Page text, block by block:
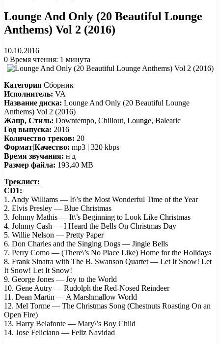
Lounge And Only (20 Beautiful Lounge
Anthems) Vol 2 (2016)
10.10.2016
0 Время чтения: 1 минута
Категория Сборник
Исполнитель: VA
Название диска: Lounge And Only (20 Beautiful Lounge
Anthems) Vol 2 (2016)
Жанр, Стиль: Downtempo, Chillout, Lounge, Balearic
Год выпуска: 2016
Количество треков: 20
Формат|Качество: mp3 | 320 kbps
Время звучания: н|д
Размер файла: 193,40 MB
Треклист:
CD1:
1. Andy Williams — It\’s the Most Wonderful Time of the Year
2. Elvis Presley — Blue Christmas
3. Johnny Mathis — It\’s Beginning to Look Like Christmas
4. Johnny Cash — I Heard the Bells On Christmas Day
5. Willie Nelson — Pretty Paper
6. Don Charles and the Singing Dogs — Jingle Bells
7. Perry Como — (There\’s No Place Like) Home for the Holidays
8. Frank Sinatra with The B. Swanson Quartet — Let It Snow! Let
It Snow! Let It Snow!
9. George Jones — Joy to the World
10. Gene Autry — Rudolph the Red-Nosed Reindeer
11. Dean Martin — A Marshmallow World
12. Mel Torme — The Christmas Song (Chestnuts Roasting On an
Open Fire)
13. Harry Belafonte — Mary\’s Boy Child
14. Jose Feliciano — Feliz Navidad